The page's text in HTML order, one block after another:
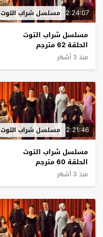
2:24:07 مسلسل شراب التوت
مسلسل شراب التوت
الحلقة 62 مترجم
منذ 3 أشهر
2:21:46 مسلسل شراب التوت
مسلسل شراب التوت
الحلقة 60 مترجم
منذ 3 أشهر